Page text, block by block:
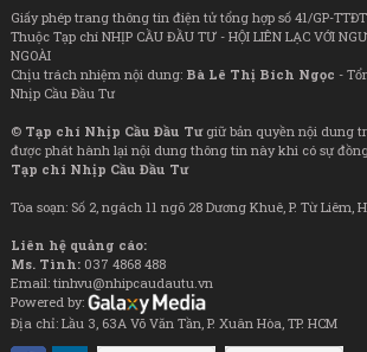
Giấy phép trang thông tin điện tử tổng hợp số 41/GP-TTĐT
Thuộc Tạp chí NHỊP CẦU ĐẦU TƯ - HỘI LIÊN LẠC VỚI
NGOÀI
Chịu trách nhiệm nội dung: Bà Lê Thị Bích Ngọc -
Nhịp Cầu Đầu Tư
© Tạp chí Nhịp Cầu Đầu Tưgiữ bản quyền nội dung
được phát hành lại nội dung thông tin này khi có sự
Tạp chí Nhịp Cầu Đầu Tư
Tòa soạn: Số 2, ngách 11 ngõ 28 Dương Khuê, P. Từ Liêm,
Liên hệ quảng cáo:
Ms. Tình: 037 4868 488
Email: tinhvu@nhipcaudautu.vn
Powered by:
Địa chỉ: Lầu 3, 63A Võ Văn Tần, P. Xuân Hòa, TP. HCM